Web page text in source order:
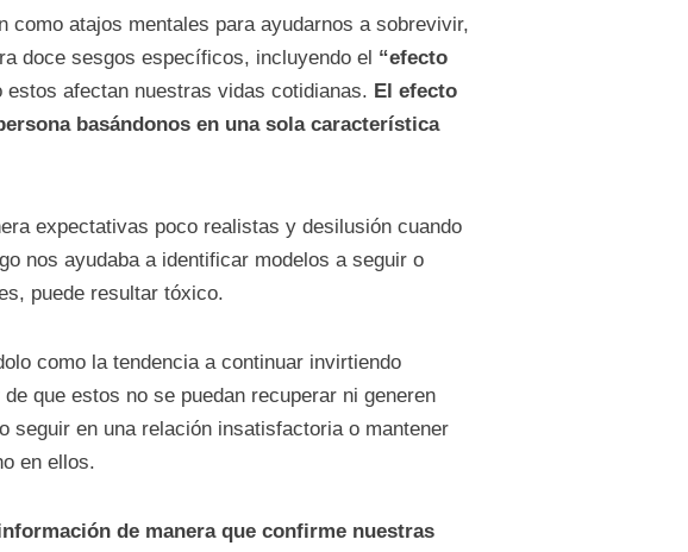
como atajos mentales para ayudarnos a sobrevivir,
doce sesgos específicos, incluyendo el “efecto
estos afectan nuestras vidas cotidianas. El efecto
basándonos en una sola característica
expectativas poco realistas y desilusión cuando
nos ayudaba a identificar modelos a seguir o
puede resultar tóxico.
como la tendencia a continuar invirtiendo
que estos no se puedan recuperar ni generen
seguir en una relación insatisfactoria o mantener
en ellos.
de manera que confirme nuestras